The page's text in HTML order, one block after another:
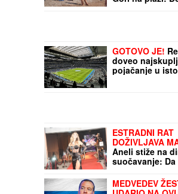
OGRADU
spava Siniša
GOTOVO JE!
doveo
pojačanje u
ESTRADNI RAT
DOŽIVLJAVA
Aneli stiže na
suočavanje:
MEDVEDEV